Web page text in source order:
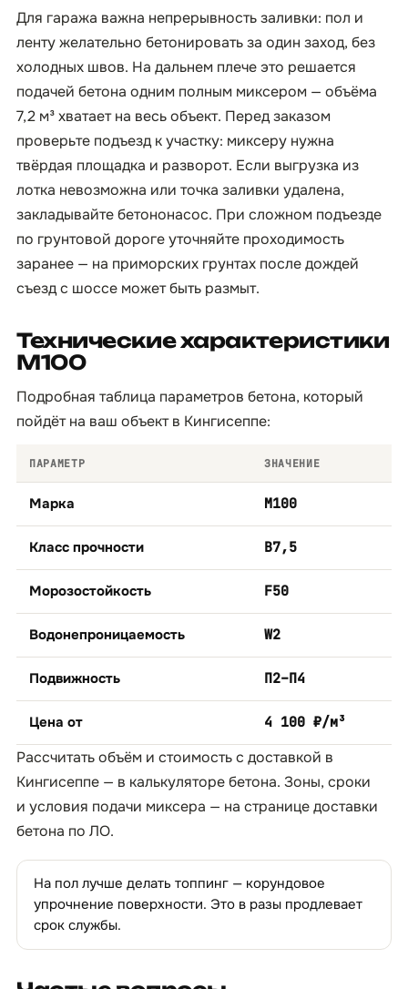
Для гаража важна непрерывность заливки: пол и
ленту желательно бетонировать за один заход, без
холодных швов. На дальнем плече это решается
подачей бетона одним полным миксером — объёма
7,2 м³ хватает на весь объект. Перед заказом
проверьте подъезд к участку: миксеру нужна
твёрдая площадка и разворот. Если выгрузка из
лотка невозможна или точка заливки удалена,
закладывайте бетононасос. При сложном подъезде
по грунтовой дороге уточняйте проходимость
заранее — на приморских грунтах после дождей
съезд с шоссе может быть размыт.
Технические характеристики
М100
Подробная таблица параметров бетона, который
пойдёт на ваш объект в Кингисеппе:
ПАРАМЕТР ЗНАЧЕНИЕ
Марка М100
Класс прочности B7,5
Морозостойкость F50
Водонепроницаемость W2
Подвижность П2–П4
Цена от 4 100 ₽/м³
Рассчитать объём и стоимость с доставкой в
Кингисеппе — в калькуляторе бетона. Зоны, сроки
и условия подачи миксера — на страницедоставки
бетона по ЛО.
На пол лучше делать топпинг — корундовое
упрочнение поверхности. Это в разы продлевает
срок службы.